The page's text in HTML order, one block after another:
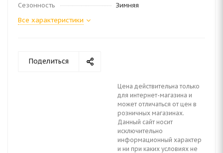
Сезонность
Зимняя
Все характеристики
Поделиться
Цена действительна только
для интернет-магазина и
может отличаться от цен в
розничных магазинах.
Данный сайт носит
исключительно
информационный характер
и ни при каких условиях не